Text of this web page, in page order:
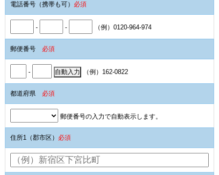
電話番号（携帯も可） 必須
- - （例）0120-964-974
郵便番号 必須
- （例）162-0822
都道府県 必須
郵便番号の入力で自動表示します。
住所1（郡市区） 必須